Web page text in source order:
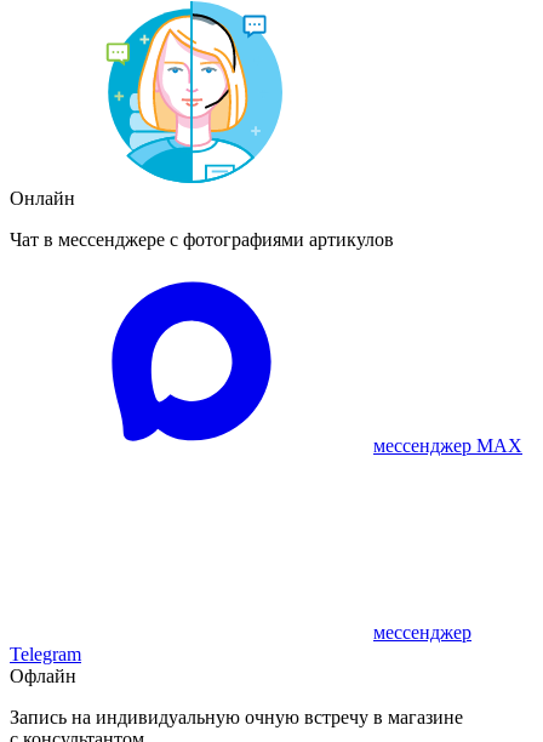
Онлайн
Чат в мессенджере с фотографиями артикулов
мессенджер MAX
мессенджер
Telegram
Офлайн
Запись на индивидуальную очную встречу в магазине